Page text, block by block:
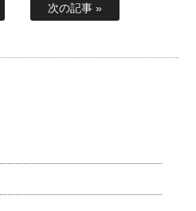
次の記事 »